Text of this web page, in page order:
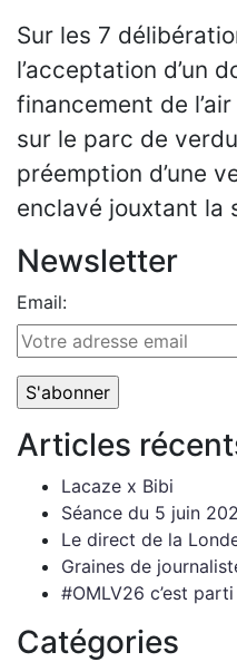
Sur les 7
l’acceptation d’un
financement de
sur le parc de
préemption d’une
enclavé jouxtant la
Newsletter
Email:
Articles
Lacaze x Bibi
Séance du 5 juin
Le direct de la
Graines de
#OMLV26 c’est parti
Catégories